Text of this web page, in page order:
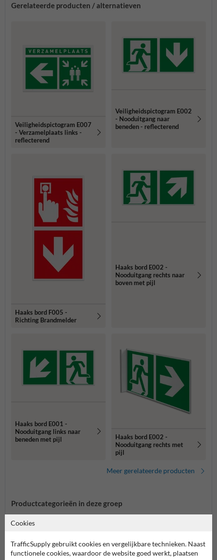
Gerelateerde producten / alternatieven
Veiligheidspictogram E007
- Verzamelplaats links -
reflecterend
Veiligheidspictogram E002
- Nooduitgang naar
beneden - reflecterend
Haaks bord F005 -
Richting Brandmelder
Haaks bord E002 -
Nooduitgang rechts naar
boven met pijl
Haaks bord E001 -
Nooduitgang links naar
beneden met pijl
Haaks bord E002 -
Nooduitgang rechts met
pijl
Meer gerelateerde producten
Productcategorieën in deze groep
Cookies
TrafficSupply gebruikt cookies en vergelijkbare technieken. Naast
functionele cookies, waardoor de website goed werkt, plaatsen